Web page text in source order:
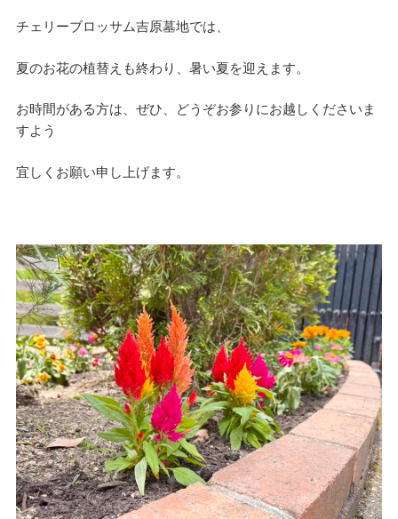
チェリーブロッサム吉原墓地では、
夏のお花の植替えも終わり、暑い夏を迎えます。
お時間がある方は、ぜひ、どうぞお参りにお越しくださいま
すよう
宜しくお願い申し上げます。